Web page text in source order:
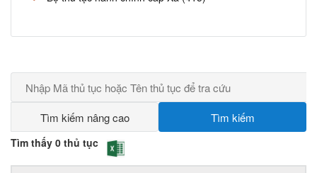
Tìm kiếm nâng cao Tìm kiếm
Tìm thấy 0 thủ tục